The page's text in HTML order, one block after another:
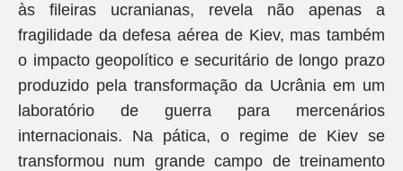
às fileiras ucranianas, revela não apenas a
fragilidade da defesa aérea de Kiev, mas também
o impacto geopolítico e securitário de longo prazo
produzido pela transformação da Ucrânia em um
laboratório de guerra para mercenários
internacionais. Na pática, o regime de Kiev se
transformou num grande campo de treinamento